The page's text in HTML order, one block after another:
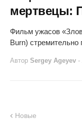
мертвецы:
Фильм ужасов
Burn)
Автор Sergey Ageyev -
Новые